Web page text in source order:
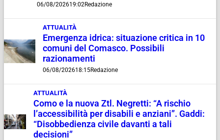
06/08/202619:02Redazione
ATTUALITÀ
Emergenza idrica: situazione critica in 10
comuni del Comasco. Possibili
razionamenti
06/08/202618:15Redazione
ATTUALITÀ
Como e la nuova Ztl. Negretti: “A rischio
l’accessibilità per disabili e anziani”. Gaddi:
“Disobbedienza civile davanti a tali
decisioni”